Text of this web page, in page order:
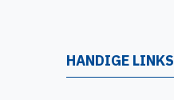
HANDIGE LINKS